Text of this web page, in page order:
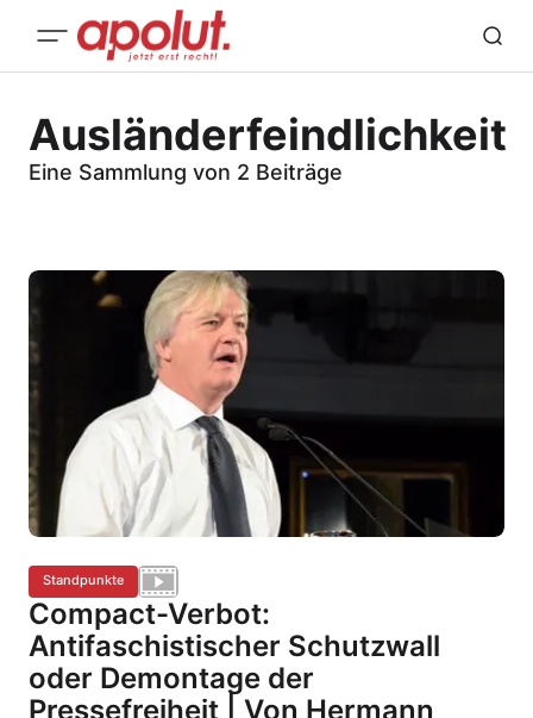
Ausländerfeindlichkeit
Eine Sammlung von 2 Beiträge
Standpunkte
Compact-Verbot:
Antifaschistischer Schutzwall
oder Demontage der
Pressefreiheit | Von Hermann